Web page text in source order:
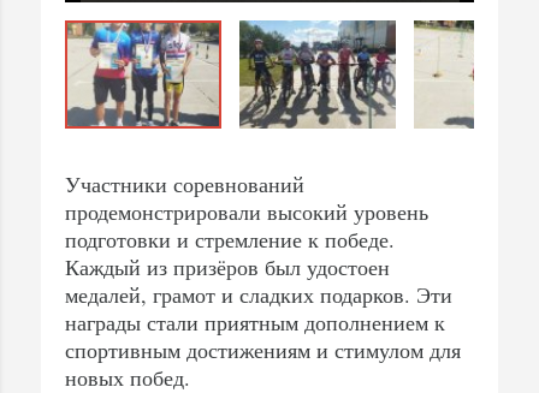
Участники соревнований
продемонстрировали высокий уровень
подготовки и стремление к победе.
Каждый из призёров был удостоен
медалей, грамот и сладких подарков. Эти
награды стали приятным дополнением к
спортивным достижениям и стимулом для
новых побед.